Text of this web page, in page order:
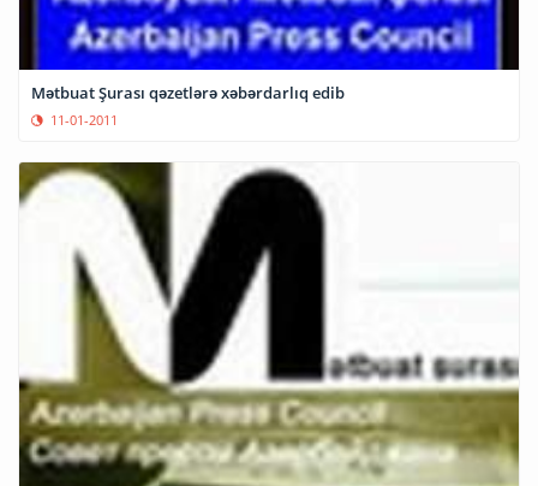
Mətbuat Şurası qəzetlərə xəbərdarlıq edib
11-01-2011